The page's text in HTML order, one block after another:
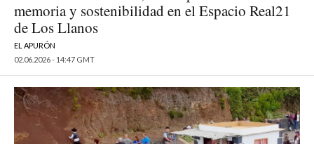
memoria y sostenibilidad en el Espacio Real21
de Los Llanos
EL APURÓN
02.06.2026 - 14:47 GMT